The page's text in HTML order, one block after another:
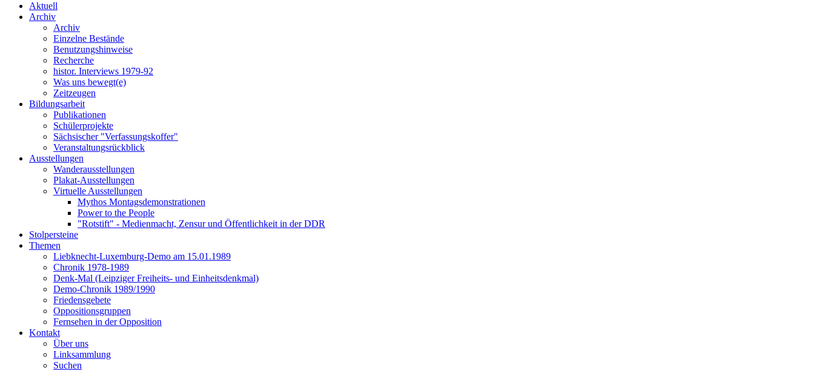
Aktuell
Archiv
Archiv
Einzelne Bestände
Benutzungshinweise
Recherche
histor. Interviews 1979-92
Was uns bewegt(e)
Zeitzeugen
Bildungsarbeit
Publikationen
Schülerprojekte
Sächsischer "Verfassungskoffer"
Veranstaltungsrückblick
Ausstellungen
Wanderausstellungen
Plakat-Ausstellungen
Virtuelle Ausstellungen
Mythos Montagsdemonstrationen
Power to the People
"Rotstift" - Medienmacht, Zensur und Öffentlichkeit in der DDR
Stolpersteine
Themen
Liebknecht-Luxemburg-Demo am 15.01.1989
Chronik 1978-1989
Denk-Mal (Leipziger Freiheits- und Einheitsdenkmal)
Demo-Chronik 1989/1990
Friedensgebete
Oppositionsgruppen
Fernsehen in der Opposition
Kontakt
Über uns
Linksammlung
Suchen